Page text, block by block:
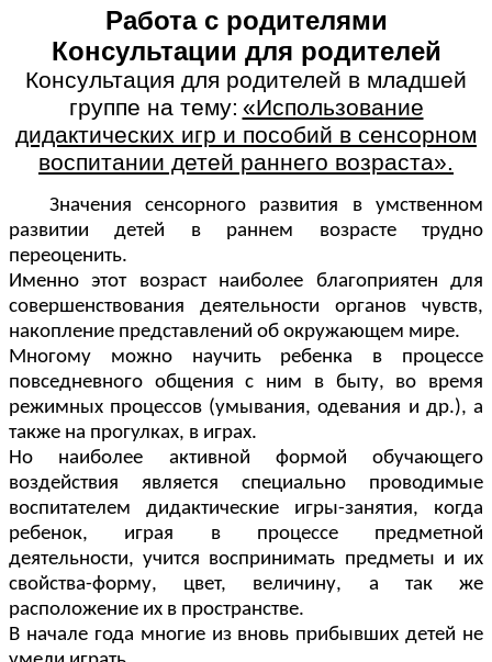
Работа с родителями
Консультации для родителей
Консультация для родителей в младшей
группе на тему: «Использование
дидактических игр и пособий в сенсорном
воспитании детей раннего возраста».
Значения сенсорного развития в умственном
развитии детей в раннем возрасте трудно
переоценить.
Именно этот возраст наиболее благоприятен для
совершенствования деятельности органов чувств,
накопление представлений об окружающем мире.
Многому можно научить ребенка в процессе
повседневного общения с ним в быту, во время
режимных процессов (умывания, одевания и др.), а
также на прогулках, в играх.
Но наиболее активной формой обучающего
воздействия является специально проводимые
воспитателем дидактические игры-занятия, когда
ребенок, играя в процессе предметной
деятельности, учится воспринимать предметы и их
свойства-форму, цвет, величину, а так же
расположение их в пространстве.
В начале года многие из вновь прибывших детей не